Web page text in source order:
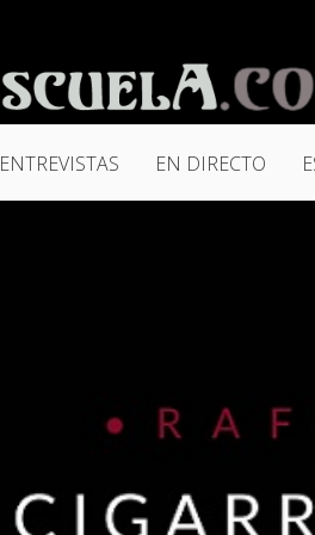
ENTREVISTAS EN DIRECTO